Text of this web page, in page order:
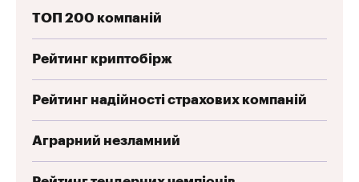
ТОП 200 компаній
Рейтинг криптобірж
Рейтинг надійності страхових компаній
Аграрний незламний